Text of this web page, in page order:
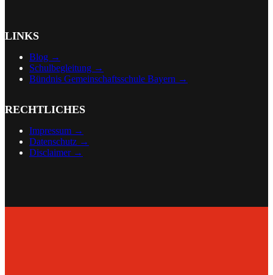
LINKS
Blog →
Schulbegleitung →
Bündnis Gemeinschaftsschule Bayern →
RECHTLICHES
Impressum →
Datenschutz →
Disclaimer→